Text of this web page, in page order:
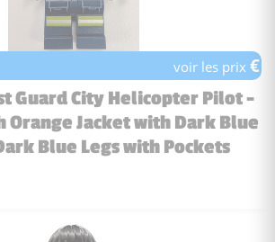
voir les prix€
Guard City Helicopter Pilot -
Orange Jacket with Dark Blue
Blue Legs with Pockets
: